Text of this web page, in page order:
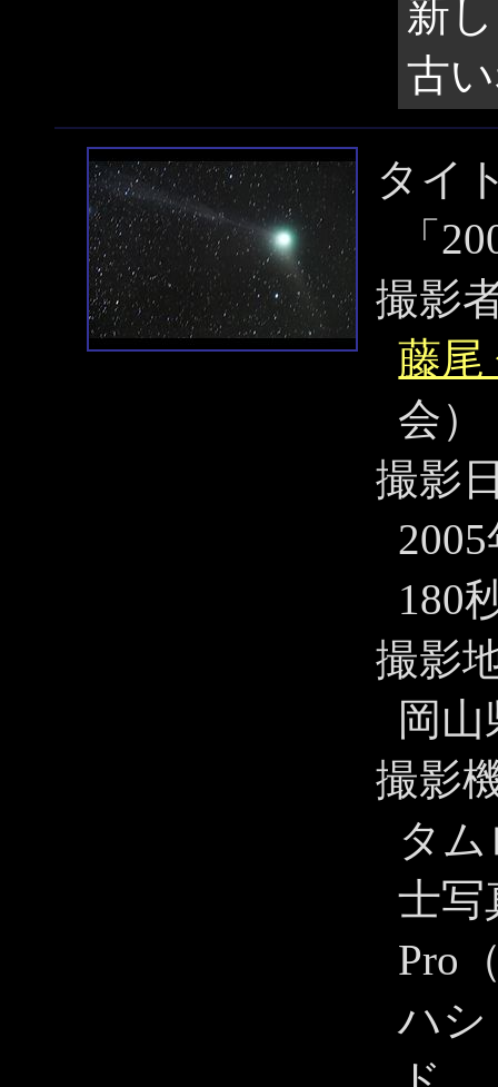
新
古
タイ
「
撮影
藤尾
会）
撮影
180
撮影
岡
撮影
タ
士写
Pro
ハシ